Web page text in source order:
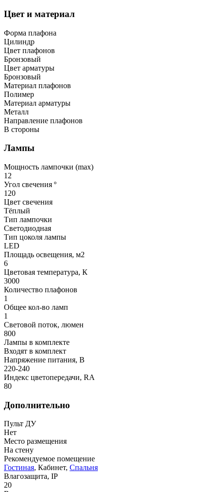
Цвет и материал
Форма плафона
Цилиндр
Цвет плафонов
Бронзовый
Цвет арматуры
Бронзовый
Материал плафонов
Полимер
Материал арматуры
Металл
Направление плафонов
В стороны
Лампы
Мощность лампочки (max)
12
Угол свечения º
120
Цвет свечения
Тёплый
Тип лампочки
Светодиодная
Тип цоколя лампы
LED
Площадь освещения, м2
6
Цветовая температура, К
3000
Количество плафонов
1
Общее кол-во ламп
1
Световой поток, люмен
800
Лампы в комплекте
Входят в комплект
Напряжение питания, В
220-240
Индекс цветопередачи, RA
80
Дополнительно
Пульт ДУ
Нет
Место размещения
На стену
Рекомендуемое помещение
Гостиная, Кабинет, Спальня
Влагозащита, IP
20